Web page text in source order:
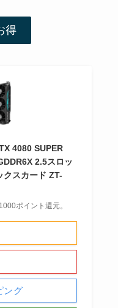
得
4080 SUPER
2.5スロッ
クスカード ZT-
ポイント還元。
ング